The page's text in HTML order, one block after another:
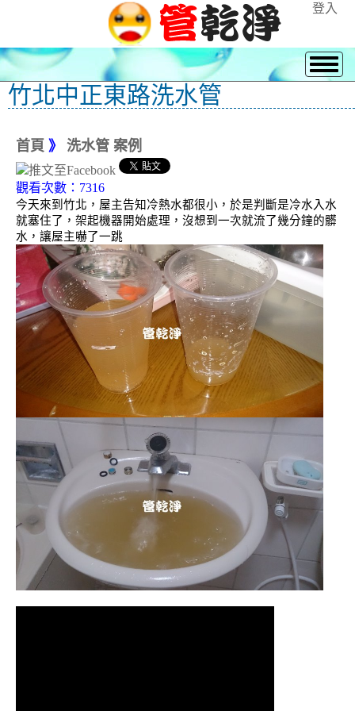
登入
竹北中正東路洗水管
首頁 》 洗水管 案例
觀看次數：7316
今天來到竹北，屋主告知冷熱水都很小，於是判斷是冷水入水
就塞住了，架起機器開始處理，沒想到一次就流了幾分鐘的髒
水，讓屋主嚇了一跳